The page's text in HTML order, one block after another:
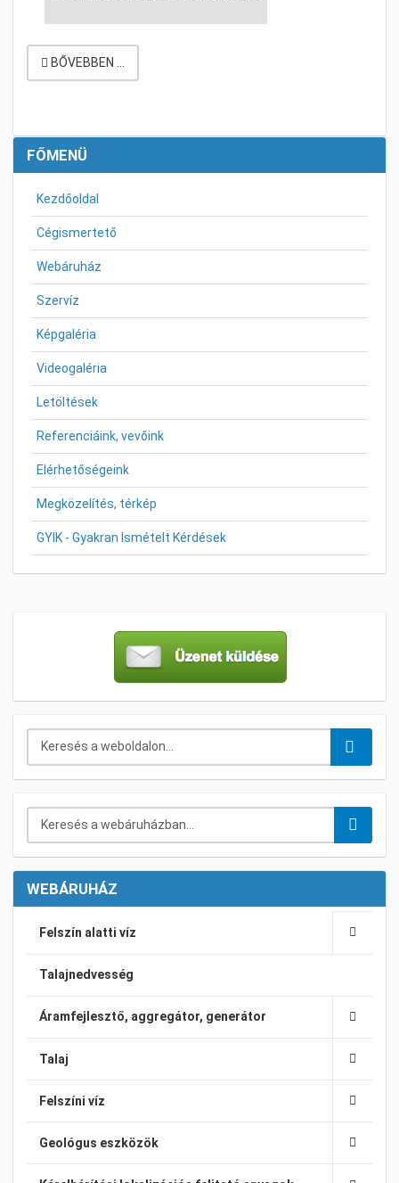
FŐMENÜ
Kezdőoldal
Cégismertető
Webáruház
Szervíz
Képgaléria
Videogaléria
Letöltések
Referenciáink, vevőink
Elérhetőségeink
Megközelítés, térkép
GYIK - Gyakran Ismételt Kérdések
BŐVEBBEN …
Keresés a webáruházban...
WEBÁRUHÁZ
Felszín alatti víz
Talajnedvesség
Áramfejlesztő, aggregátor, generátor
Talaj
Felszíni víz
Geológus eszközök